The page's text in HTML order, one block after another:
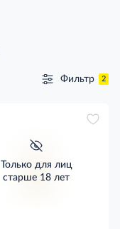
Фильтр 2
Только для лиц
старше 18 лет